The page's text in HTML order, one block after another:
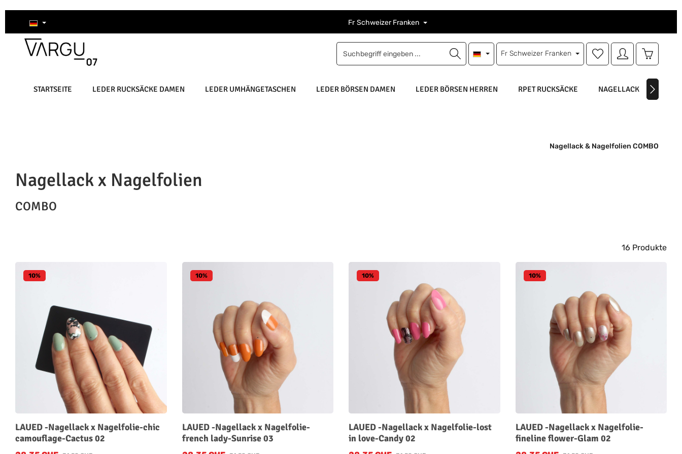
Hauptinhalt springen
Zur Suche springen
Zur Hauptnavigation springen Fr Schweizer Franken
Fr Schweizer Franken
Du hast 0 Produkte auf
STARTSEITE LEDER RUCKSÄCKE DAMEN LEDER UMHÄNGETASCHEN LEDER BÖRSEN DAMEN LEDER BÖRSEN HERREN RPET RUCKSÄCKE NAGELLACK
Nagellack & Nagelfolien COMBO
Nagellack x Nagelfolien
COMBO
16 Produkte
10%
LAUED -Nagellack x Nagelfolie-chic
camouflage-Cactus 02
10%
LAUED -Nagellack x Nagelfolie-
french lady-Sunrise 03
10%
LAUED -Nagellack x Nagelfolie-lost
in love-Candy 02
10%
LAUED -Nagellack x Nagelfolie-
fineline flower-Glam 02